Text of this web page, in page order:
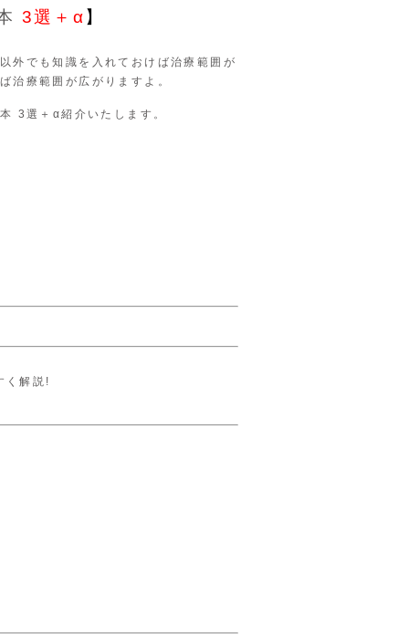
3選＋α 】
外でも知識を入れておけば治療範囲が
治療範囲が広がりますよ。
3選＋α紹介いたします。
く解説!